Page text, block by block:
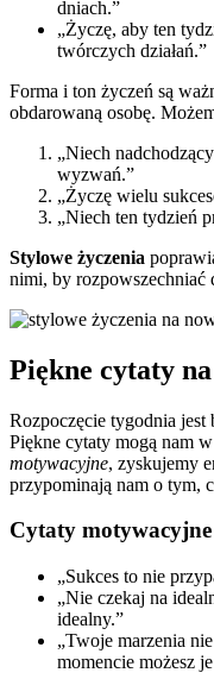
dniach.”
„Życzę, aby ten
twórczych działań.”
Forma i ton życzeń są
obdarowaną osobę.
„Niech
wyzwań.”
„Życzę wielu
„Niech ten tydzień
Stylowe życzenia
nimi, by rozpowszechniać
Piękne cytaty
Rozpoczęcie tygodnia jest
Piękne cytaty mogą nam
motywacyjne, zyskujemy
przypominają nam o tym,
Cytaty motywacyjne
„Sukces to nie
„Nie czekaj na
idealny.”
„Twoje marzenia
momencie możesz